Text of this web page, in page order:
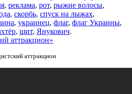
, реклама, рот, рыжие волосы,
, скорбь, спуск на лыжах,
, украинец, флаг, флаг Украины,
, щит, Янукович.
аттракцион»
аттракцион